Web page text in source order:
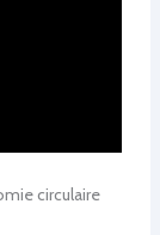
circulaire